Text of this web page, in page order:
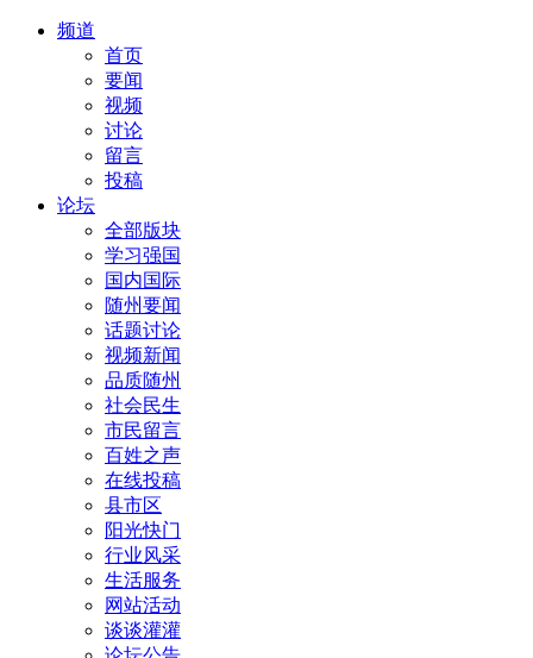
频道
首页
要闻
视频
讨论
留言
投稿
论坛
全部版块
学习强国
国内国际
随州要闻
话题讨论
视频新闻
品质随州
社会民生
市民留言
百姓之声
在线投稿
县市区
阳光快门
行业风采
生活服务
网站活动
谈谈灌灌